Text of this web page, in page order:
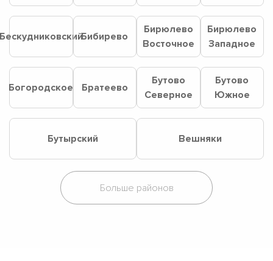
Бибирево
Бирюлево
Восточное
Бирюлево
Западное
Богородское Братеево
Бутово
Северное
Бутово
Южное
Бутырский Вешняки